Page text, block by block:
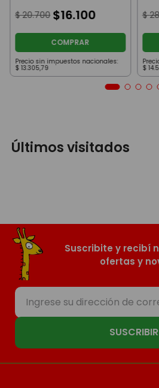
$ 20.700 $16.100
COMPRAR
Precio sin impuestos nacionales:
$ 13.305,79
$ 28
$ 14.
Últimos visitados
Suscribite y recibí
ofertas y
SUSCRIBIR